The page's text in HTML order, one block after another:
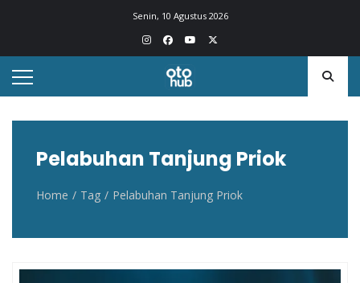
Senin, 10 Agustus 2026
Otohub.co
Portal berita otomotif Indonesia terkini
Pelabuhan Tanjung Priok
Home Tag Pelabuhan Tanjung Priok